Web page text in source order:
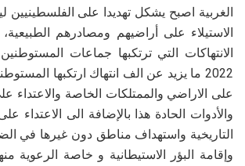
الغربية اصبح يشكل تهديدا على
الاستيلاء على أراضيهم ومصادرهم
الانتهاكات التي ترتكبها جماعات
2022 ما يزيد عن الف انتهاك ارتكبها
على الاراضي والممتلكات الخاصة والاعتداء
والأدوات الحادة هذا بالإضافة الى الاعتداء
التاريخية واستهداف مناطق دون غيرها في
وإقامة البؤر الاستيطانية و خاصة الرعوية